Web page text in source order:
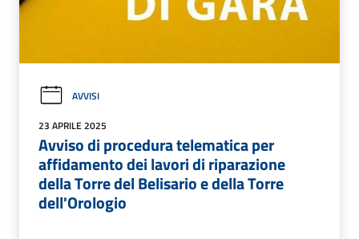
AVVISI
23 APRILE 2025
Avviso di procedura telematica per
affidamento dei lavori di riparazione
della Torre del Belisario e della Torre
dell'Orologio